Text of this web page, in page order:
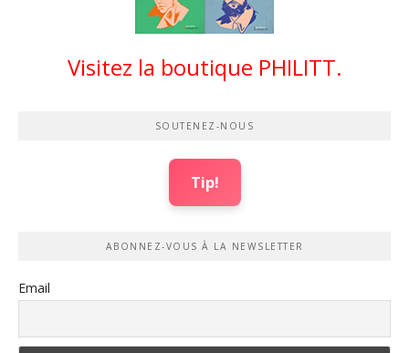
Visitez la boutique PHILITT.
SOUTENEZ-NOUS
Tip!
ABONNEZ-VOUS À LA NEWSLETTER
Email